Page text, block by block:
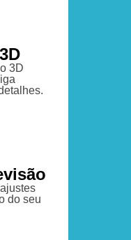
3D
do seu